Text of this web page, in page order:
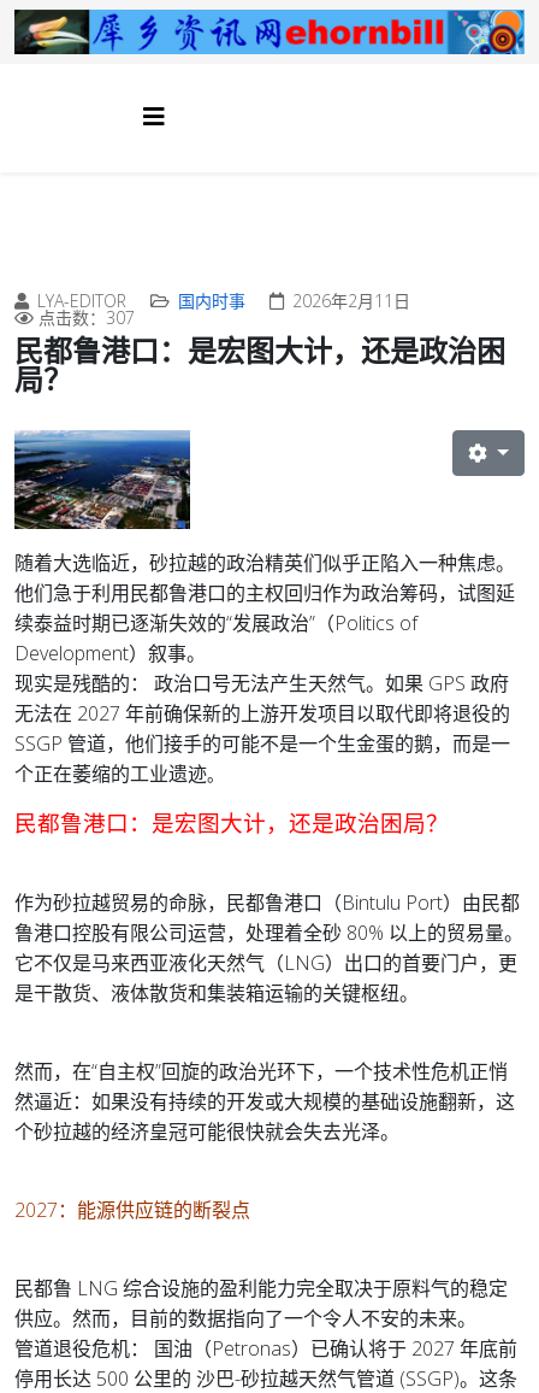
LYA-EDITOR 国内时事 2026年2月11日
点击数：307
民都鲁港口：是宏图大计，还是政治困
局？
随着大选临近，砂拉越的政治精英们似乎正陷入一种焦虑。
他们急于利用民都鲁港口的主权回归作为政治筹码，试图延
续泰益时期已逐渐失效的“发展政治”（Politics of
Development）叙事。
现实是残酷的： 政治口号无法产生天然气。如果 GPS 政府
无法在 2027 年前确保新的上游开发项目以取代即将退役的
SSGP 管道，他们接手的可能不是一个生金蛋的鹅，而是一
个正在萎缩的工业遗迹。
民都鲁港口：是宏图大计，还是政治困局？
作为砂拉越贸易的命脉，民都鲁港口（Bintulu Port）由民都
鲁港口控股有限公司运营，处理着全砂 80% 以上的贸易量。
它不仅是马来西亚液化天然气（LNG）出口的首要门户，更
是干散货、液体散货和集装箱运输的关键枢纽。
然而，在“自主权”回旋的政治光环下，一个技术性危机正悄
然逼近：如果没有持续的开发或大规模的基础设施翻新，这
个砂拉越的经济皇冠可能很快就会失去光泽。
2027：能源供应链的断裂点
民都鲁 LNG 综合设施的盈利能力完全取决于原料气的稳定
供应。然而，目前的数据指向了一个令人不安的未来。
管道退役危机： 国油（Petronas）已确认将于 2027 年底前
停用长达 500 公里的 沙巴-砂拉越天然气管道 (SSGP)。这条